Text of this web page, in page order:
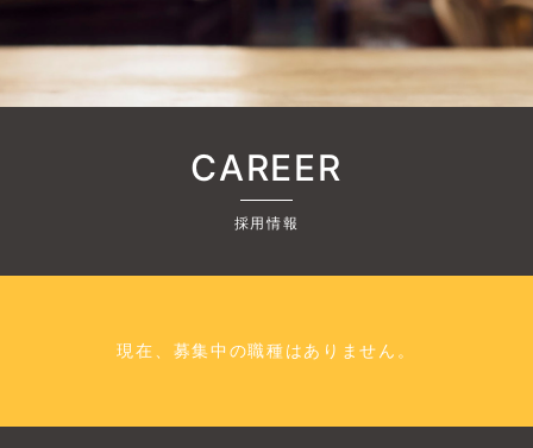
CAREER
採用情報
現在、募集中の職種はありません。